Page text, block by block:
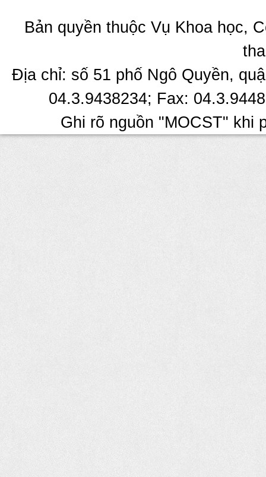
Bản quyền thuộc Vụ Khoa học,
Địa chỉ: số 51 phố Ngô Quyền,
04.3.9438234; Fax:
Ghi rõ nguồn "MOCST" khi